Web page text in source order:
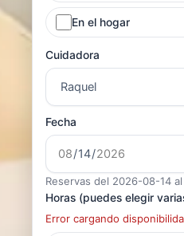
En el hogar
Cuidadora
Fecha
Reservas del 2026-08-14
Horas (puedes elegir
Error cargando